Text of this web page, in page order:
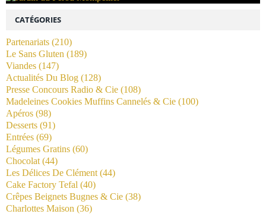
CATÉGORIES
Partenariats (210)
Le Sans Gluten (189)
Viandes (147)
Actualités Du Blog (128)
Presse Concours Radio & Cie (108)
Madeleines Cookies Muffins Cannelés & Cie (100)
Apéros (98)
Desserts (91)
Entrées (69)
Légumes Gratins (60)
Chocolat (44)
Les Délices De Clément (44)
Cake Factory Tefal (40)
Crêpes Beignets Bugnes & Cie (38)
Charlottes Maison (36)